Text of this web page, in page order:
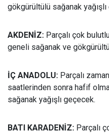
gökgürültülü sağanak
AKDENİZ: Parçalı çok
geneli sağanak ve
İÇ ANADOLU: Parçalı
saatlerinden sonra hafif
sağanak yağışlı geçecek.
BATI KARADENİZ: Parçalı